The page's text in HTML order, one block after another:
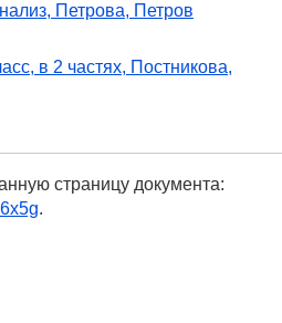
Петрова, Петров
в 2 частях, Постникова,
страницу документа:
.